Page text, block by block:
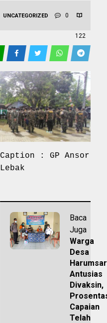
UNCATEGORIZED 0
122
Caption : GP Ansor
Lebak
Baca
Juga
Warga
Desa
Antusias
Divaksin,
Capaian
Telah